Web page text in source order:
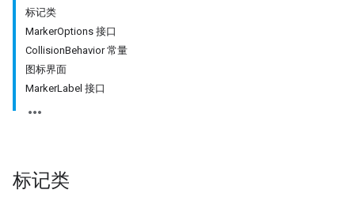
标记类
MarkerOptions 接口
CollisionBehavior 常量
图标界面
MarkerLabel 接口
标记类